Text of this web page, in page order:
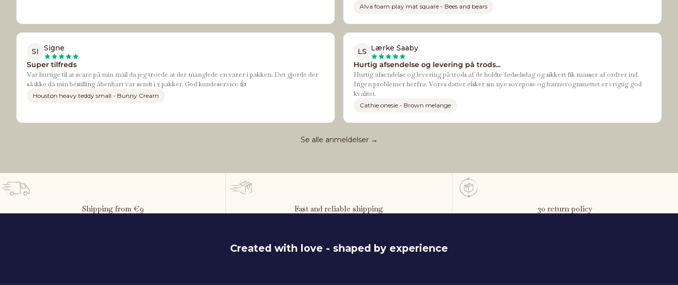
Alva foam play mat square - Bees and bears
SI
Signe
Super tilfreds
Var hurtige til at svare på min mail da jeg troede at der manglede en varer i pakken. Det gjorde der
så ikke da min bestilling åbenbart var sendt i 2 pakker. God kundeservice 👍
Houston heavy teddy small - Bunny Cream
LS Lærke Saaby
Hurtig afsendelse og levering på trods...
Hurtig afsendelse og levering på trods af de holdte fødselsdag og sikkert fik masser af ordrer ind.
Ingen problemer herfra. Vores datter elsker sin nye sovepose og barnevognsnettet er i rigtig god
kvalitet.
Cathie onesie - Brown melange
Se alle anmeldelser →
Shipping from €9 Fast and reliable shipping 30 return policy
Created with love - shaped by experience